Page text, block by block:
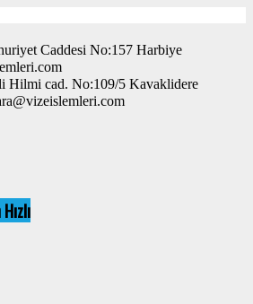
Caddesi No:157 Harbiye
Hilmi cad. No:109/5 Kavaklidere